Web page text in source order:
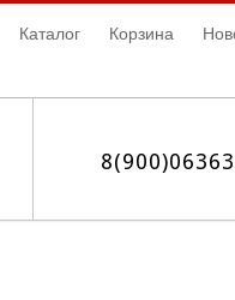
Каталог Корзина